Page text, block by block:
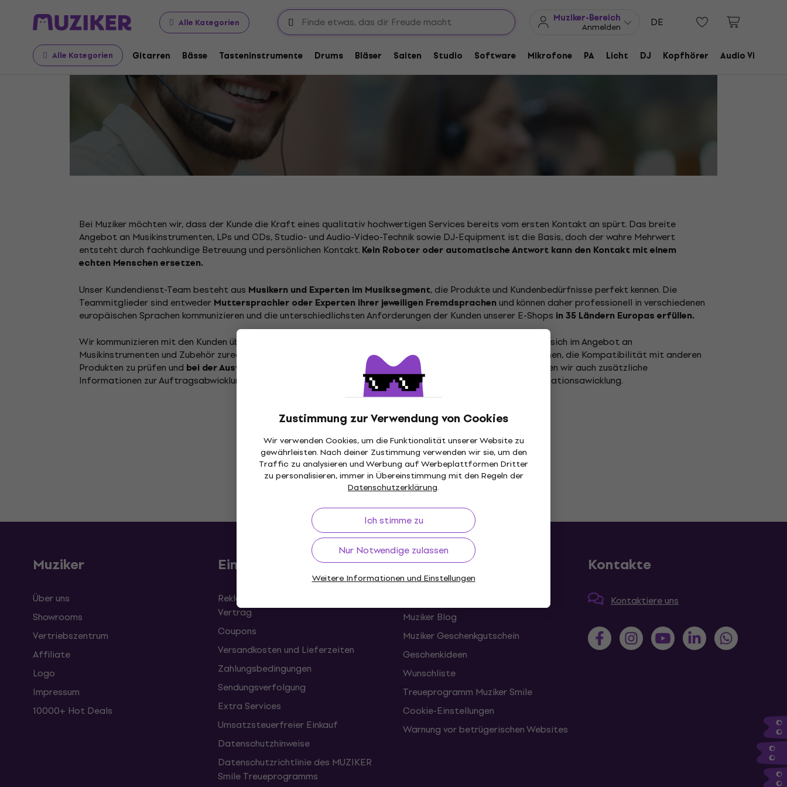
Alle Kategorien
Muziker-Bereich
Anmelden DE
Alle Kategorien Gitarren Bässe Tasteninstrumente Drums Bläser Saiten Studio Software Mikrofone PA Licht DJ Kopfhörer Audio Video
Zustimmung zur Verwendung von Cookies
Wir verwenden Cookies, um die Funktionalität unserer Website zu
gewährleisten. Nach deiner Zustimmung verwenden wir sie, um den
Traffic zu analysieren und Werbung auf Werbeplattformen Dritter
zu personalisieren, immer in Übereinstimmung mit den Regeln der
Datenschutzerklärung.
Ich stimme zu
Nur Notwendige zulassen
Weitere Informationen und Einstellungen
Professionelle Kundenbetreuung
Bei Muziker möchten wir, dass der Kunde die Kraft eines qualitativ hochwertigen Services bereits vom ersten Kontakt an spürt. Das breite
Angebot an Musikinstrumenten, LPs und CDs, Studio- und Audio-Video-Technik sowie DJ-Equipment ist die Basis, doch der wahre Mehrwert
entsteht durch fachkundige Betreuung und persönlichen Kontakt. Kein Roboter oder automatische Antwort kann den Kontakt mit einem
echten Menschen ersetzen.
Unser Kundendienst-Team besteht aus Musikern und Experten im Musiksegment, die Produkte und Kundenbedürfnisse perfekt kennen. Die
Teammitglieder sind entweder Muttersprachler oder Experten ihrer jeweiligen Fremdsprachenund können daher professionell in verschiedenen
europäischen Sprachen kommunizieren und die unterschiedlichsten Anforderungen der Kunden unserer E-Shops in 35 Ländern Europas erfüllen.
Wir kommunizieren mit den Kunden über schnellen
. Wir helfen ihnen, sich im Angebot an
Musikinstrumenten und Zubehör zurechtzufinden, deren Funktionen, Eigenschaften und Parameter zu vergleichen, die Kompatibilität mit anderen
Produkten zu prüfen und bei der Auswahl zu beraten
– je nach Spielstil oder Erfahrungsniveau. Natürlich geben wir auch zusätzliche
Informationen zur Auftragsabwicklung, Zahlung, Lieferung der Sendung oder zum aktuellen Status der Reklamationsawicklung.
Muziker
Über uns
Showrooms
Vertriebszentrum
Affiliate
Logo
Impressum
10000+ Hot Deals
Einkauf
Reklamationen und Rücktritte vom
Vertrag
Coupons
Versandkosten und Lieferzeiten
Zahlungsbedingungen
Sendungsverfolgung
Extra Services
Umsatzsteuerfreier Einkauf
Datenschutzhinweise
Datenschutzrichtlinie des MUZIKER
Smile Treueprogramms
Nützliches
Muziker Blog
Muziker Geschenkgutschein
Geschenkideen
Wunschliste
Treueprogramm Muziker Smile
Cookie-Einstellungen
Warnung vor betrügerischen Websites
Kontakte
Kontaktiere uns